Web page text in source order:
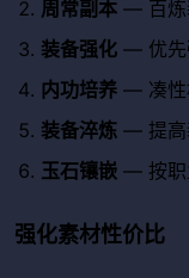
周常副本 — 百炼
装备强化 — 优先
内功培养 — 凑性
装备淬炼 — 提高
玉石镶嵌 — 按职
强化素材性价比